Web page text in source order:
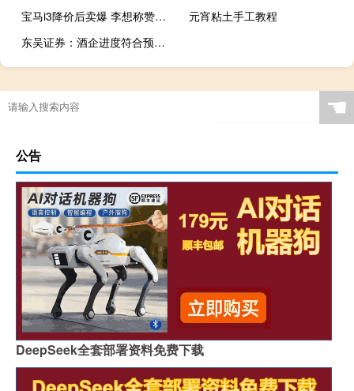
宝马i3降价后卖爆 李想称赞：第二排在所有纯电中型轿车最好
元宵粘土手工教程
东吴证券：酒企进度符合预期渠道积极走量
☚
公告
DeepSeek全套部署资料免费下载